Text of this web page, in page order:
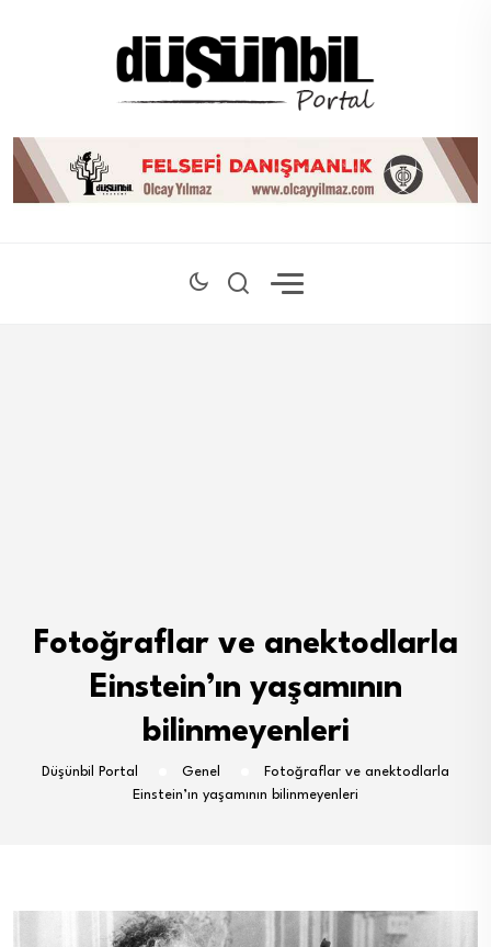
Fotoğraflar ve anektodlarla
Einstein’ın yaşamının
bilinmeyenleri
Düşünbil Portal Genel
Fotoğraflar ve anektodlarla
Einstein’ın yaşamının bilinmeyenleri